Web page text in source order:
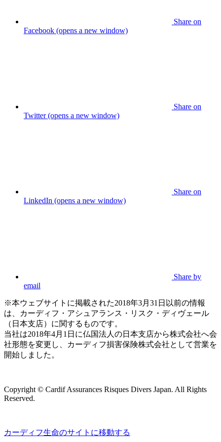
Share on
Facebook (opens a new window)
Share on
Twitter (opens a new window)
Share on
LinkedIn (opens a new window)
Share by
email
※本ウェブサイトに掲載された2018年3月31日以前の情報
は、カーディフ・アシュアランス・リスク・ディヴェール
（日本支店）に関するものです。
当社は2018年4月1日に仏国法人の日本支店から株式会社へ会
社形態を変更し、カーディフ損害保険株式会社として営業を
開始しました。
Copyright © Cardif Assurances Risques Divers Japan. All Rights
Reserved.
カーディフ生命のサイトに移動する